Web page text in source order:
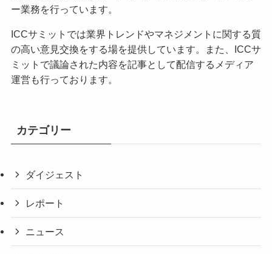
ー業務を行っています。
ICCサミットでは業界トレンドやマネジメントに関する質
の高い意見交換をする場を提供しています。また、ICCサ
ミットで議論された内容を記事として配信するメディア
運営も行っております。
カテゴリー
ダイジェスト
レポート
ニュース